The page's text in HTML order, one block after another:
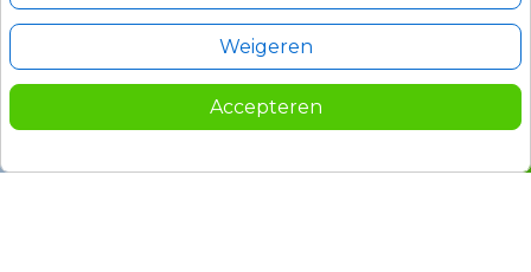
Weigeren
Accepteren